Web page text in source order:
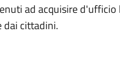
ad acquisire
cittadini.